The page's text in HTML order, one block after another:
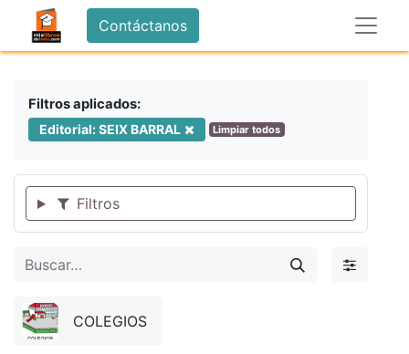
Contáctanos
Filtros aplicados:
Editorial: SEIX BARRAL Limpiar todos
Filtros
COLEGIOS